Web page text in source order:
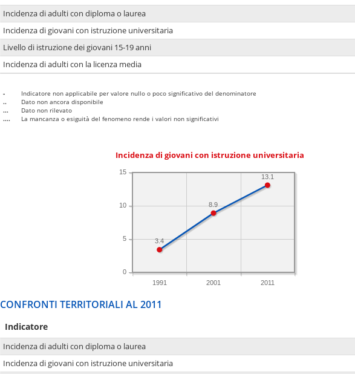
Incidenza di adulti con diploma o laurea
Incidenza di giovani con istruzione universitaria
Livello di istruzione dei giovani 15-19 anni
Incidenza di adulti con la licenza media
-
Indicatore non applicabile per valore nullo o poco significativo del denominatore
..
Dato non ancora disponibile
...
Dato non rilevato
....
La mancanza o esiguità del fenomeno rende i valori non significativi
Incidenza di giovani con istruzione universitaria
1991 2001 2011
0
5
10
15
13.1
8.9
3.4
CONFRONTI TERRITORIALI AL 2011
Indicatore
Incidenza di adulti con diploma o laurea
Incidenza di giovani con istruzione universitaria